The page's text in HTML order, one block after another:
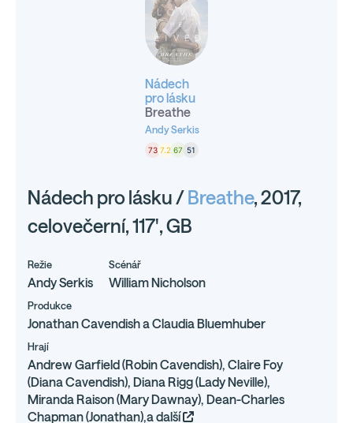
Nádech
pro lásku
Breathe
Andy Serkis
73 7.2 67 51
Nádech pro lásku / Breathe, 2017,
celovečerní, 117', GB
Režie
Andy Serkis
Scénář
William Nicholson
Produkce
Jonathan Cavendish a Claudia Bluemhuber
Hrají
Andrew Garfield (Robin Cavendish), Claire Foy
(Diana Cavendish), Diana Rigg (Lady Neville),
Miranda Raison (Mary Dawnay), Dean-Charles
Chapman (Jonathan),a další